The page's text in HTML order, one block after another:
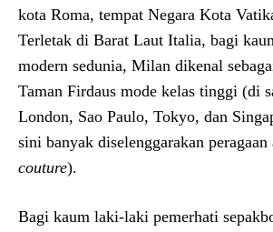
kota Roma, tempat Negara Kota
Terletak di Barat Laut Italia, bagi
modern sedunia, Milan dikenal
Taman Firdaus mode kelas tinggi (di
London, Sao Paulo, Tokyo, dan
sini banyak diselenggarakan peragaan
couture).
Bagi kaum laki-laki pemerhati